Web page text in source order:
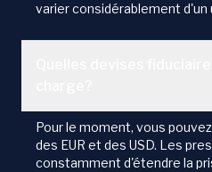
varier considérablement d'un
Pour le moment, vous
des EUR et des USD. Les
constamment d'étendre la